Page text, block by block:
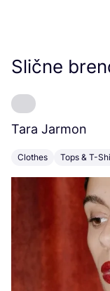
Slične
Tara Jarmon
Clothes Tops & T-